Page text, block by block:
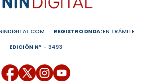
REGISTRO DNDA:EN TRÁMITE
EDICIÓN Nº - 3493